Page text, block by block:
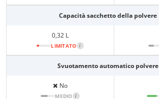
Capacità sacchetto della polvere
0,32 L
LIMITATO i
Svuotamento automatico polvere
No
MEDIO i